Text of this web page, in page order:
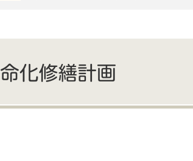
労 安全・安心
化修繕計画